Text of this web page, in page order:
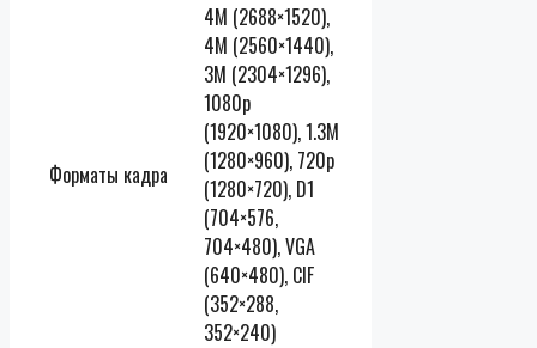
Форматы кадра
4M (2688×1520),
4M (2560×1440),
3M (2304×1296),
1080p
(1920×1080), 1.3M
(1280×960), 720p
(1280×720), D1
(704×576,
704×480), VGA
(640×480), CIF
(352×288,
352×240)